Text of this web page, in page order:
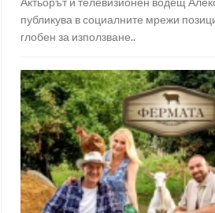
публикува в социалните мрежи
глобен за използване..